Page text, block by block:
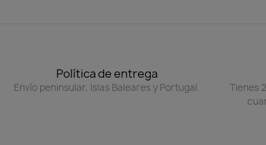
Política de entrega
Envío peninsular, Islas Baleares y Portugal.
Tienes